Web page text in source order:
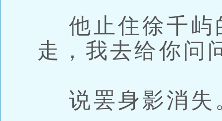
他止住徐千屿
走，我去给你问
说罢身影消失